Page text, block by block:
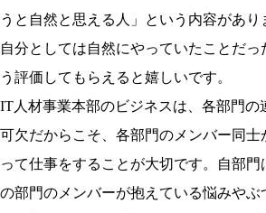
うと自然と思える人」という内容があり
自分としては自然にやっていたことだっ
う評価してもらえると嬉しいです。
IT人材事業本部のビジネスは、各部門の
可欠だからこそ、各部門のメンバー同士
って仕事をすることが大切です。自部門
の部門のメンバーが抱えている悩みやぶ